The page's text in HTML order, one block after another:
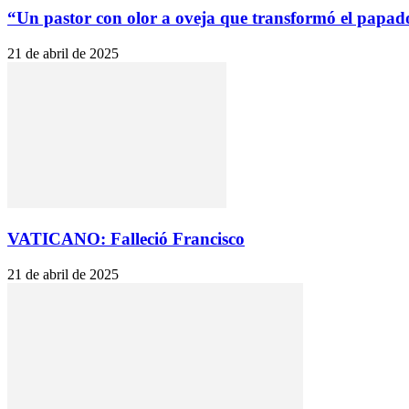
“Un pastor con olor a oveja que transformó el
21 de abril de 2025
VATICANO: Falleció Francisco
21 de abril de 2025